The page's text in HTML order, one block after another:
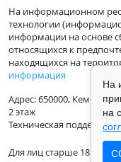
На информационном
технологии
информации на основе
относящихся к
находящихся на
информация
Адрес: 650000,
2 этаж
Техническая
Для лиц старше 18 лет.
На
на